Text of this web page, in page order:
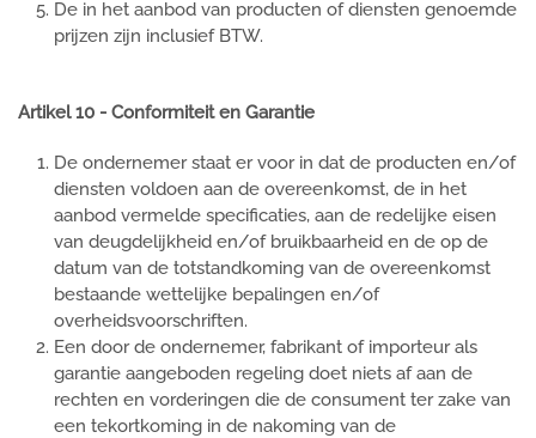
De in het aanbod van producten of diensten genoemde
prijzen zijn inclusief BTW.
Artikel 10 - Conformiteit en Garantie
De ondernemer staat er voor in dat de producten en/of
diensten voldoen aan de overeenkomst, de in het
aanbod vermelde specificaties, aan de redelijke eisen
van deugdelijkheid en/of bruikbaarheid en de op de
datum van de totstandkoming van de overeenkomst
bestaande wettelijke bepalingen en/of
overheidsvoorschriften.
Een door de ondernemer, fabrikant of importeur als
garantie aangeboden regeling doet niets af aan de
rechten en vorderingen die de consument ter zake van
een tekortkoming in de nakoming van de